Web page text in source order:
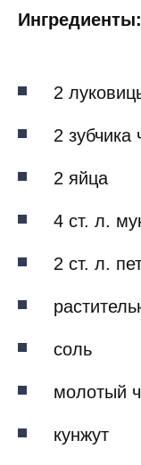
Ингредиенты:
2
2 зубчика
2 яйца
4 ст. л.
2 ст. л.
соль
молотый
кунжут